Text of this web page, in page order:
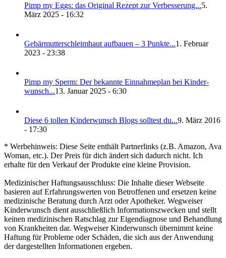
Pimp my Eggs: das Ori­gi­nal Rezept zur Ver­bes­se­rung...5.
März 2025 - 16:32
Gebär­mut­ter­schleim­haut auf­bau­en – 3 Punk­te...1. Februar
2023 - 23:38
Pimp my Sperm: Der bekann­te Ein­nah­me­plan bei Kin­der­
wunsch...13. Januar 2025 - 6:30
Die­se 6 tol­len Kin­der­wunsch Blogs soll­test du...9. März 2016
- 17:30
* Werbehinweis: Diese Seite enthält Partnerlinks (z.B. Amazon, Ava
Woman, etc.). Der Preis für dich ändert sich dadurch nicht. Ich
erhalte für den Verkauf der Produkte eine kleine Provision.
Medizinischer Haftungsausschluss: Die Inhalte dieser Webseite
basieren auf Erfahrungswerten von Betroffenen und ersetzen keine
medizinische Beratung durch Arzt oder Apotheker. Wegweiser
Kinderwunsch dient ausschließlich Informationszwecken und stellt
keinen medizinischen Ratschlag zur Eigendiagnose und Behandlung
von Krankheiten dar. Wegweiser Kinderwunsch übernimmt keine
Haftung für Probleme oder Schäden, die sich aus der Anwendung
der dargestellten Informationen ergeben.